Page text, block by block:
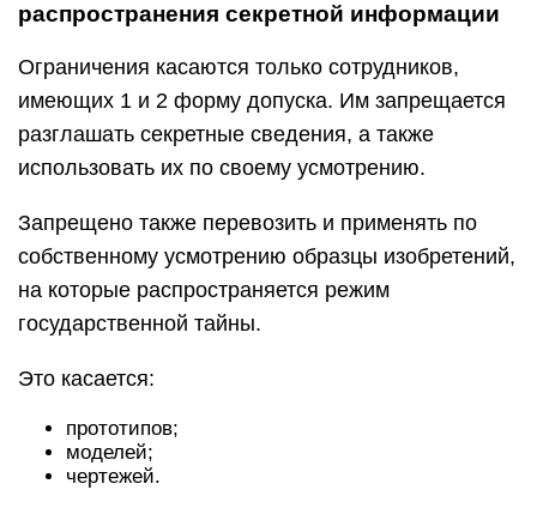
распространения секретной информации
Ограничения касаются только сотрудников,
имеющих 1 и 2 форму допуска. Им запрещается
разглашать секретные сведения, а также
использовать их по своему усмотрению.
Запрещено также перевозить и применять по
собственному усмотрению образцы изобретений,
на которые распространяется режим
государственной тайны.
Это касается:
прототипов;
моделей;
чертежей.